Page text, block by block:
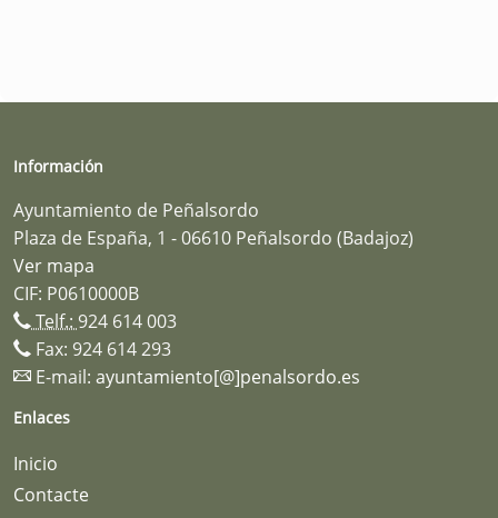
Información
Ayuntamiento de Peñalsordo
Plaza de España, 1 - 06610 Peñalsordo (Badajoz)
Ver mapa
CIF: P0610000B
Telf.: 924 614 003
Fax: 924 614 293
E-mail: ayuntamiento[@]penalsordo.es
Enlaces
Inicio
Contacte